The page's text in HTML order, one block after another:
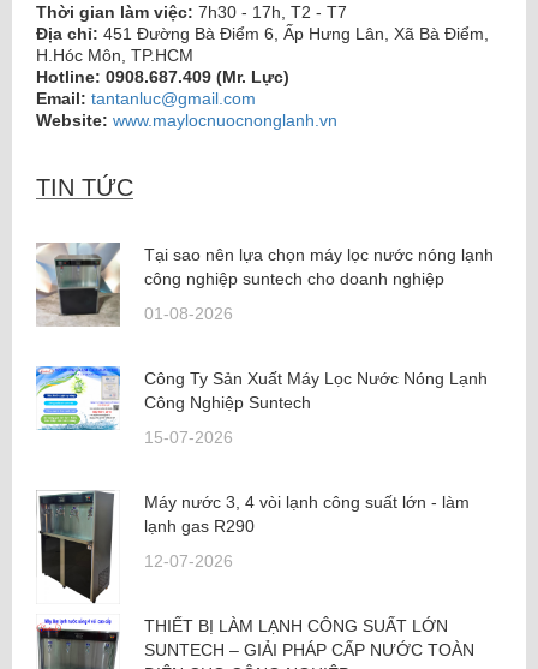
Thời gian làm việc: 7h30 - 17h, T2 - T7
Địa chỉ: 451 Đường Bà Điểm 6, Ấp Hưng Lân, Xã Bà Điểm,
H.Hóc Môn, TP.HCM
Hotline: 0908.687.409 (Mr. Lực)
Email: tantanluc@gmail.com
Website: www.maylocnuocnonglanh.vn
TIN TỨC
Tại sao nên lựa chọn máy lọc nước nóng lạnh
công nghiệp suntech cho doanh nghiệp
01-08-2026
Công Ty Sản Xuất Máy Lọc Nước Nóng Lạnh
Công Nghiệp Suntech
15-07-2026
Máy nước 3, 4 vòi lạnh công suất lớn - làm
lạnh gas R290
12-07-2026
THIẾT BỊ LÀM LẠNH CÔNG SUẤT LỚN
SUNTECH – GIẢI PHÁP CẤP NƯỚC TOÀN